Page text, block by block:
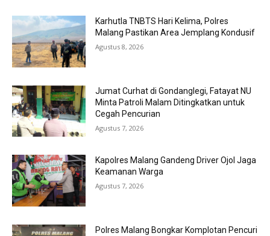
Karhutla TNBTS Hari Kelima, Polres
Malang Pastikan Area Jemplang Kondusif
Agustus 8, 2026
Jumat Curhat di Gondanglegi, Fatayat NU
Minta Patroli Malam Ditingkatkan untuk
Cegah Pencurian
Agustus 7, 2026
Kapolres Malang Gandeng Driver Ojol Jaga
Keamanan Warga
Agustus 7, 2026
Polres Malang Bongkar Komplotan Pencuri